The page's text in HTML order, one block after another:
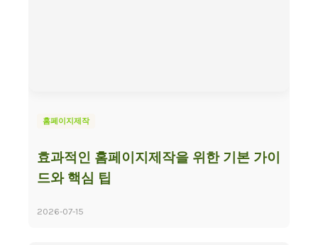
홈페이지제작
효과적인 홈페이지제작을 위한 기본 가이
드와 핵심 팁
2026-07-15